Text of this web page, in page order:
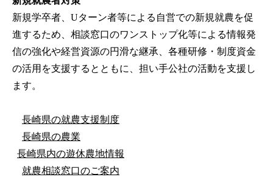
新規学卒者、Uターン者等による自営での新規就農を促
進するため、相談窓口のワンストップ化等による情報発
信の強化や経営資源の円滑な継承、各種研修・制度資金
の活用を支援するとともに、担い手公社の活動を支援し
ます。
長崎県の就農支援制度
長崎県の農業
長崎県内の遊休農地情報
就農相談窓口のご案内